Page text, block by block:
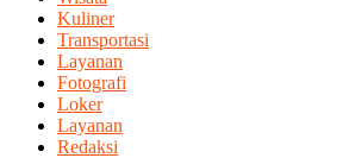
Kuliner
Transportasi
Layanan
Fotografi
Loker
Layanan
Redaksi